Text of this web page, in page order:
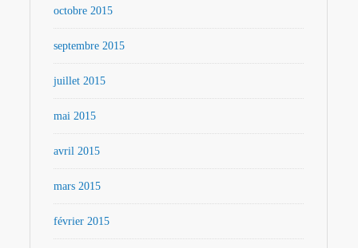
octobre 2015
septembre 2015
juillet 2015
mai 2015
avril 2015
mars 2015
février 2015